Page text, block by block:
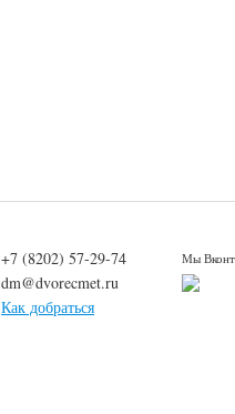
+7 (8202) 57-29-74
dm@dvorecmet.ru
Как добраться
Мы